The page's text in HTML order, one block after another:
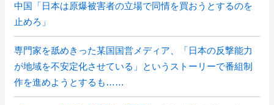
中国「日本は原爆被害者の立場で同情を買おうとするのを
止めろ」
専門家を舐めきった某国国営メディア、「日本の反撃能力
が地域を不安定化させている」というストーリーで番組制
作を進めようとするも……